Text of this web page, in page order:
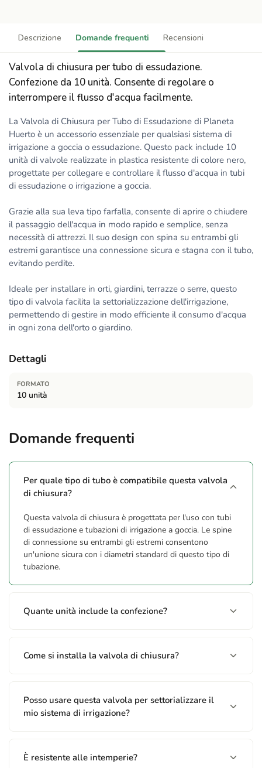
Descrizione Domande frequenti Recensioni
Valvola di chiusura per tubo di essudazione.
Confezione da 10 unità. Consente di regolare o
interrompere il flusso d'acqua facilmente.
La Valvola di Chiusura per Tubo di Essudazione di Planeta
Huerto è un accessorio essenziale per qualsiasi sistema di
irrigazione a goccia o essudazione. Questo pack include 10
unità di valvole realizzate in plastica resistente di colore nero,
progettate per collegare e controllare il flusso d'acqua in tubi
di essudazione o irrigazione a goccia.
Grazie alla sua leva tipo farfalla, consente di aprire o chiudere
il passaggio dell'acqua in modo rapido e semplice, senza
necessità di attrezzi. Il suo design con spina su entrambi gli
estremi garantisce una connessione sicura e stagna con il tubo,
evitando perdite.
Ideale per installare in orti, giardini, terrazze o serre, questo
tipo di valvola facilita la settorializzazione dell'irrigazione,
permettendo di gestire in modo efficiente il consumo d'acqua
in ogni zona dell'orto o giardino.
Dettagli
FORMATO
10 unità
Domande frequenti
Per quale tipo di tubo è compatibile questa valvola
di chiusura?
Questa valvola di chiusura è progettata per l'uso con tubi
di essudazione e tubazioni di irrigazione a goccia. Le spine
di connessione su entrambi gli estremi consentono
un'unione sicura con i diametri standard di questo tipo di
tubazione.
Quante unità include la confezione?
Come si installa la valvola di chiusura?
Posso usare questa valvola per settorializzare il
mio sistema di irrigazione?
È resistente alle intemperie?